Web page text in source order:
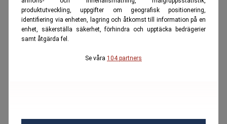
produktutveckling, uppgifter om geografisk positionering,
identifiering via enheten, lagring och åtkomst till information på en
enhet, säkerställa säkerhet, förhindra och upptäcka bedrägerier
samt åtgärda fel.
Se våra 104 partners